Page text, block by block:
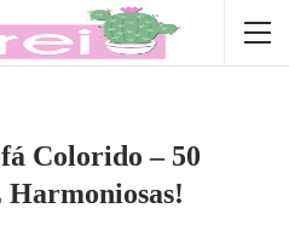
Colorido – 50
Harmoniosas!